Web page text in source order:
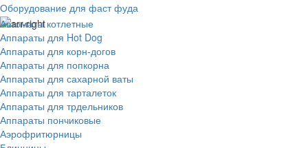
Оборудование для фаст фуда
Автоматы котлетные
Аппараты для Hot Dog
Аппараты для корн-догов
Аппараты для попкорна
Аппараты для сахарной ваты
Аппараты для тарталеток
Аппараты для трдельников
Аппараты пончиковые
Аэрофритюрницы